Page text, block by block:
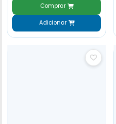
Comprar
Adicionar